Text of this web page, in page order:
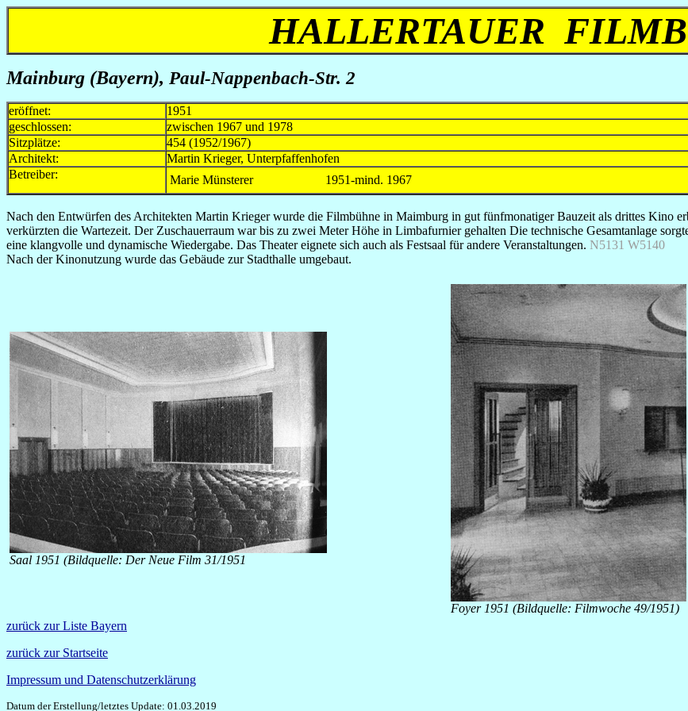
HALLERTAUER
Mainburg (Bayern), Paul-Nappenbach-Str. 2
eröffnet:
1951
geschlossen:
zwischen 1967 und 1978
Sitzplätze:
454 (1952/1967)
Architekt:
Martin Krieger, Unterpfaffenhofen
Betreiber:
Marie Münsterer 1951-mind. 1967
Nach den Entwürfen des Architekten Martin Krieger wurde die Filmbühne in Maimburg in gut fünfmonatiger Bauzeit als drittes Kino
verkürzten die Wartezeit. Der Zuschauerraum war bis zu zwei Meter Höhe in Limbafurnier gehalten Die technische Gesamtanlage
eine klangvolle und dynamische Wiedergabe. Das Theater eignete sich auch als Festsaal für andere Veranstaltungen. N5131 W5140
Nach der Kinonutzung wurde das Gebäude zur Stadthalle umgebaut.
Saal 1951 (Bildquelle: Der Neue Film 31/1951
Foyer 1951 (Bildquelle: Filmwoche 49/1951)
zurück zur Liste Bayern
zurück zur Startseite
Impressum und Datenschutzerklärung
Datum der Erstellung/letztes Update: 01.03.2019